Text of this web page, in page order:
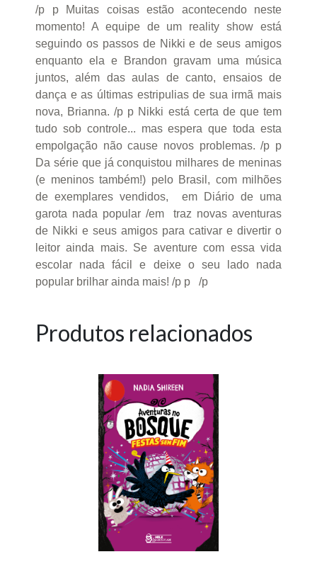
/p p Muitas coisas estão acontecendo neste
momento! A equipe de um reality show está
seguindo os passos de Nikki e de seus amigos
enquanto ela e Brandon gravam uma música
juntos, além das aulas de canto, ensaios de
dança e as últimas estripulias de sua irmã mais
nova, Brianna. /p p Nikki está certa de que tem
tudo sob controle... mas espera que toda esta
empolgação não cause novos problemas. /p p
Da série que já conquistou milhares de meninas
(e meninos também!) pelo Brasil, com milhões
de exemplares vendidos, em Diário de uma
garota nada popular /em traz novas aventuras
de Nikki e seus amigos para cativar e divertir o
leitor ainda mais. Se aventure com essa vida
escolar nada fácil e deixe o seu lado nada
popular brilhar ainda mais! /p p /p
Produtos relacionados